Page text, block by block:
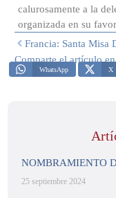
calurosamente a la
organizada en su
Comparte el artículo
WhatsApp X
NOMBRAMIENTO
25 septiembre 2024